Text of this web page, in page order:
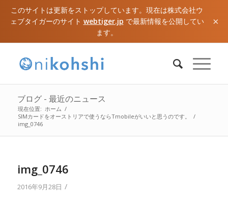
このサイトは更新をストップしています。現在は株式会社ウ
ェブタイガーのサイト webtiger.jp で最新情報を公開してい
ます。
×
ブログ - 最近のニュース
現在位置: ホーム /
SIMカードをオーストリアで使うならTmobileがいいと思うのです。
/
img_0746
img_0746
2016年9月28日 /